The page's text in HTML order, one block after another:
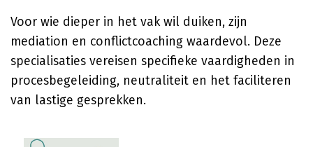
Voor wie dieper in het vak wil duiken, zijn
mediation en conflictcoaching waardevol. Deze
specialisaties vereisen specifieke vaardigheden in
procesbegeleiding, neutraliteit en het faciliteren
van lastige gesprekken.